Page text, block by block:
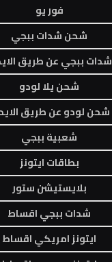
فور يو
شحن شدات ببجي
شدات ببجي عن طريق
شحن يلا لودو
شحن لودو عن طريق
شعبية ببجي
بطاقات ايتونز
بلايستيشن ستور
شدات ببجي اقساط
ايتونز امريكي اقساط